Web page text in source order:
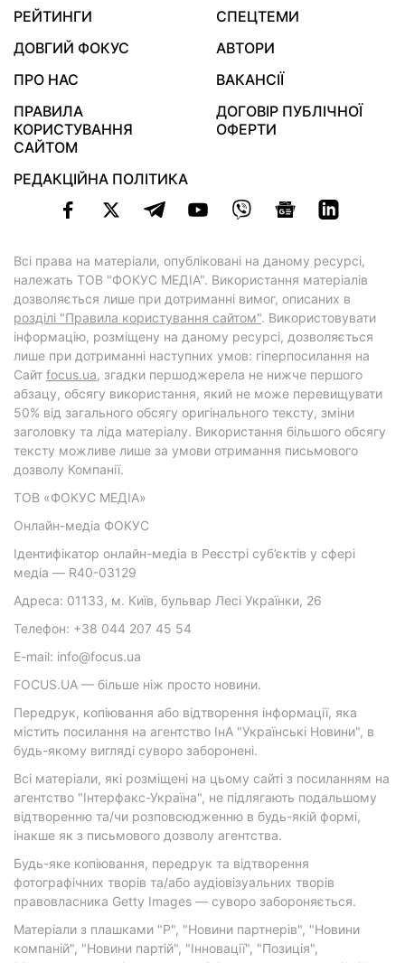
РЕЙТИНГИ
СПЕЦТЕМИ
ДОВГИЙ ФОКУС
АВТОРИ
ПРО НАС
ВАКАНСІЇ
ПРАВИЛА
КОРИСТУВАННЯ
САЙТОМ
ДОГОВІР ПУБЛІЧНОЇ
ОФЕРТИ
РЕДАКЦІЙНА ПОЛІТИКА
Всі права на матеріали, опубліковані на даному ресурсі,
належать ТОВ "ФОКУС МЕДІА". Використання матеріалів
дозволяється лише при дотриманні вимог, описаних в
розділі "Правила користування сайтом". Використовувати
інформацію, розміщену на даному ресурсі, дозволяється
лише при дотриманні наступних умов: гіперпосилання на
Cайт focus.ua, згадки першоджерела не нижче першого
абзацу, обсягу використання, який не може перевищувати
50% від загального обсягу оригінального тексту, зміни
заголовку та ліда матеріалу. Використання більшого обсягу
тексту можливе лише за умови отримання письмового
дозволу Компанії.
ТОВ «ФОКУС МЕДІА»
Онлайн-медіа ФОКУС
Ідентифікатор онлайн-медіа в Реєстрі суб’єктів у сфері
медіа — R40-03129
Адреса: 01133, м. Київ, бульвар Лесі Українки, 26
Телефон: +38 044 207 45 54
E-mail: info@focus.ua
FOCUS.UA — більше ніж просто новини.
Передрук, копіювання або відтворення інформації, яка
містить посилання на агентство ІнА "Українські Новини", в
будь-якому вигляді суворо заборонені.
Всі матеріали, які розміщені на цьому сайті з посиланням на
агентство "Інтерфакс-Україна", не підлягають подальшому
відтворенню та/чи розповсюдженню в будь-якій формі,
інакше як з письмового дозволу агентства.
Будь-яке копіювання, передрук та відтворення
фотографічних творів та/або аудіовізуальних творів
правовласника Getty Images — суворо забороняється.
Матеріали з плашками "Р", "Новини партнерів", "Новини
компаній", "Новини партій", "Інновації", "Позиція",